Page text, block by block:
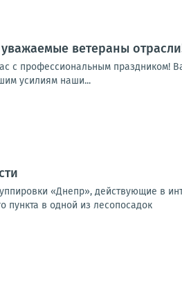
ветераны
с профессиональным праздником!
усилиям наши...
«Днепр», действующие в
пункта в одной из лесопосадок